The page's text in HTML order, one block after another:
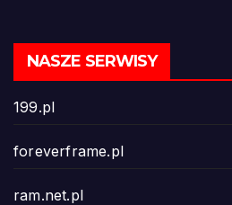
NASZE SERWISY
199.pl
foreverframe.pl
ram.net.pl